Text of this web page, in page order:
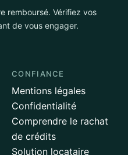
remboursé. Vérifiez vos
de vous engager.
CONFIANCE
Mentions légales
Confidentialité
Comprendre le rachat
de crédits
Solution locataire